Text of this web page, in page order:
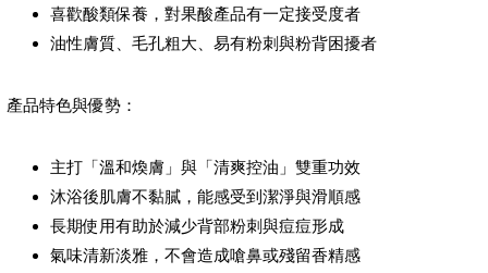
喜歡酸類保養，對果酸產品有一定接受度者
油性膚質、毛孔粗大、易有粉刺與粉背困擾者
產品特色與優勢：
主打「溫和煥膚」與「清爽控油」雙重功效
沐浴後肌膚不黏膩，能感受到潔淨與滑順感
長期使用有助於減少背部粉刺與痘痘形成
氣味清新淡雅，不會造成嗆鼻或殘留香精感